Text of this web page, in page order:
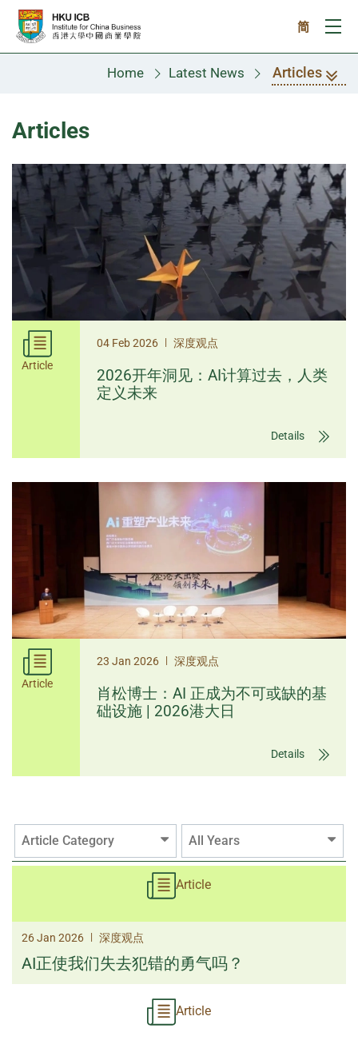
Skip to main content
简
Home Latest News Articles
Articles
Article
04 Feb 2026 | 深度观点
2026开年洞见：AI计算过去，人类
定义未来
Details
Article
23 Jan 2026 | 深度观点
肖松博士：AI 正成为不可或缺的基
础设施 | 2026港大日
Details
Article Category All Years
Article
26 Jan 2026 | 深度观点
AI正使我们失去犯错的勇气吗？
Article